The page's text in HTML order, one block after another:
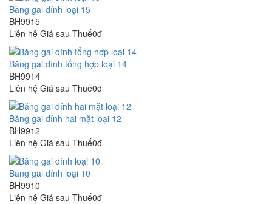
Băng gai dính loại 15
BH9915
Liên hệ Giá sau Thuế0đ
Băng gai dính tổng hợp loại 14
BH9914
Liên hệ Giá sau Thuế0đ
Băng gai dính hai mặt loại 12
BH9912
Liên hệ Giá sau Thuế0đ
Băng gai dính loại 10
BH9910
Liên hệ Giá sau Thuế0đ